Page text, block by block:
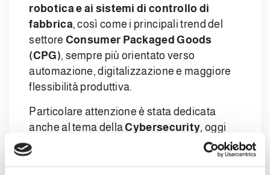
robotica e ai sistemi di controllo di
fabbrica, così come i principali trend del
settore Consumer Packaged Goods
(CPG), sempre più orientato verso
automazione, digitalizzazione e maggiore
flessibilità produttiva.
Particolare attenzione è stata dedicata
anche al tema dellaCybersecurity, oggi
sempre più rilevante per il mondo
industriale. Il rischio informatico nel 2026 è